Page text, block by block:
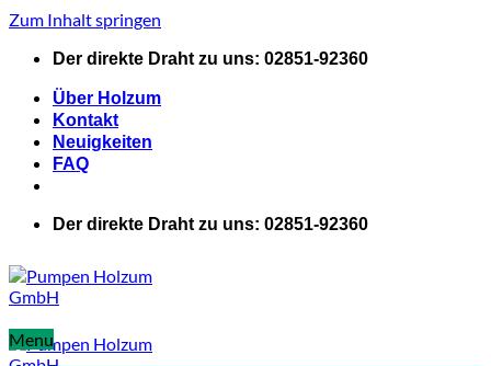
Zum Inhalt springen
Der direkte Draht zu uns: 02851-92360
Über Holzum
Kontakt
Neuigkeiten
FAQ
Der direkte Draht zu uns: 02851-92360
Menu